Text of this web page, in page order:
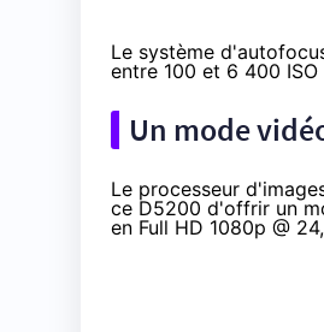
Le système
entre 100 et 6 400
Un mode
Le processeur
ce D5200 d'offrir un
en Full HD 1080p @